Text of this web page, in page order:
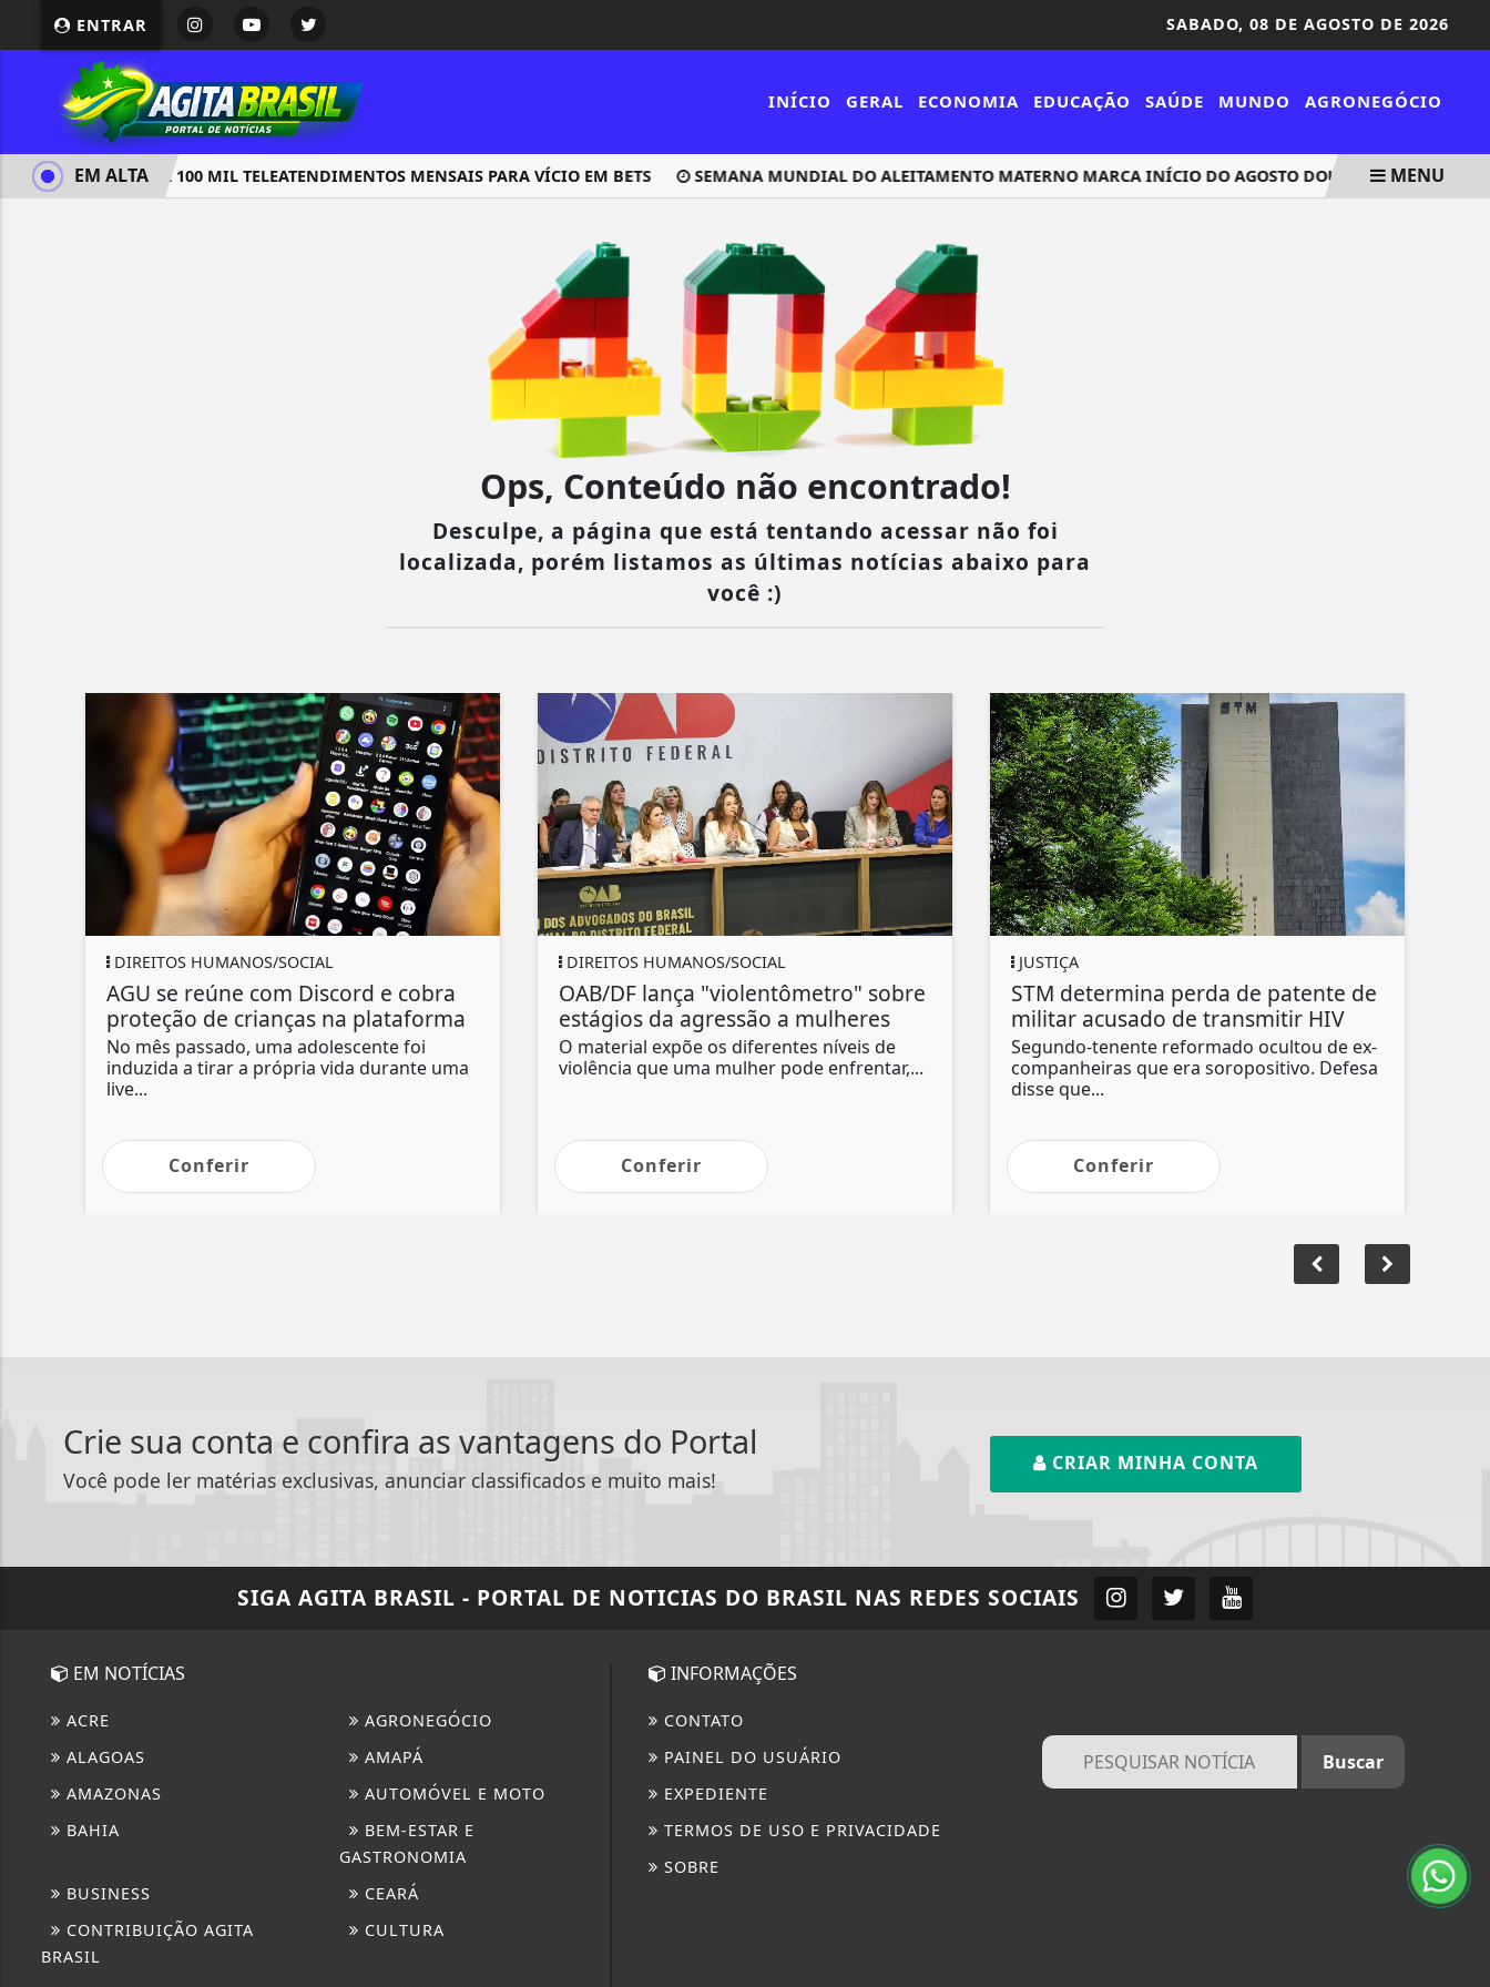
ENTRAR SABADO, 08 DE AGOSTO DE 2026
INÍCIO GERAL ECONOMIA EDUCAÇÃO SAÚDE MUNDO AGRONEGÓCIO
SUS TERÁ 100 MIL TELEATENDIMENTOS MENSAIS PARA VÍCIO EM BETS SEMANA MUNDIAL DO ALEITAMENTO MATERNO MARCA INÍCIO DO AGOSTO DOURADO CNJ
EM ALTA MENU
Ops, Conteúdo não encontrado!
Desculpe, a página que está tentando acessar não foi
localizada, porém listamos as últimas notícias abaixo para
você :)
DIREITOS HUMANOS/SOCIAL
AGU se reúne com Discord e cobra
proteção de crianças na plataforma
No mês passado, uma adolescente foi
induzida a tirar a própria vida durante uma
live...
Conferir
DIREITOS HUMANOS/SOCIAL
OAB/DF lança "violentômetro" sobre
estágios da agressão a mulheres
O material expõe os diferentes níveis de
violência que uma mulher pode enfrentar,...
Conferir
JUSTIÇA
STM determina perda de patente de
militar acusado de transmitir HIV
Segundo-tenente reformado ocultou de ex-
companheiras que era soropositivo. Defesa
disse que...
Conferir
Crie sua conta e confira as vantagens do Portal
Você pode ler matérias exclusivas, anunciar classificados e muito mais!
CRIAR MINHA CONTA
SIGA AGITA BRASIL - PORTAL DE NOTICIAS DO BRASIL NAS REDES SOCIAIS
EM NOTÍCIAS
ACRE
AGRONEGÓCIO
ALAGOAS
AMAPÁ
AMAZONAS
AUTOMÓVEL E MOTO
BAHIA
BEM-ESTAR E
GASTRONOMIA
BUSINESS
CEARÁ
CONTRIBUIÇÃO AGITA
BRASIL
CULTURA
INFORMAÇÕES
CONTATO
PAINEL DO USUÁRIO
EXPEDIENTE
TERMOS DE USO E PRIVACIDADE
SOBRE